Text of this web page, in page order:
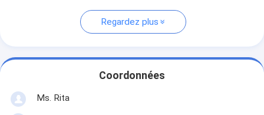
Regardez plus
Coordonnées
Ms. Rita